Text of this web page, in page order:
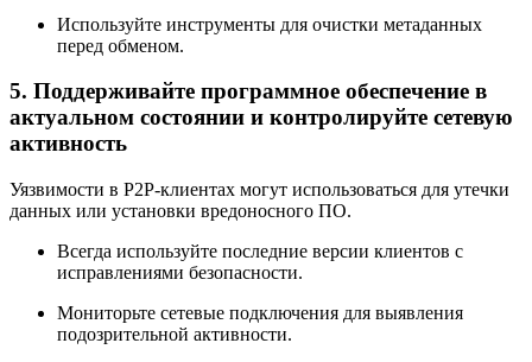
Используйте инструменты для очистки метаданных
перед обменом.
5. Поддерживайте программное обеспечение в
актуальном состоянии и контролируйте сетевую
активность
Уязвимости в P2P-клиентах могут использоваться для утечки
данных или установки вредоносного ПО.
Всегда используйте последние версии клиентов с
исправлениями безопасности.
Мониторьте сетевые подключения для выявления
подозрительной активности.